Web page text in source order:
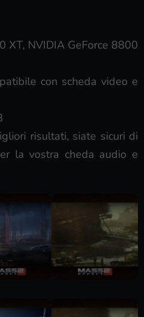
NVIDIA GeForce 8800
con scheda video e
risultati, siate sicuri di
la vostra cheda audio e